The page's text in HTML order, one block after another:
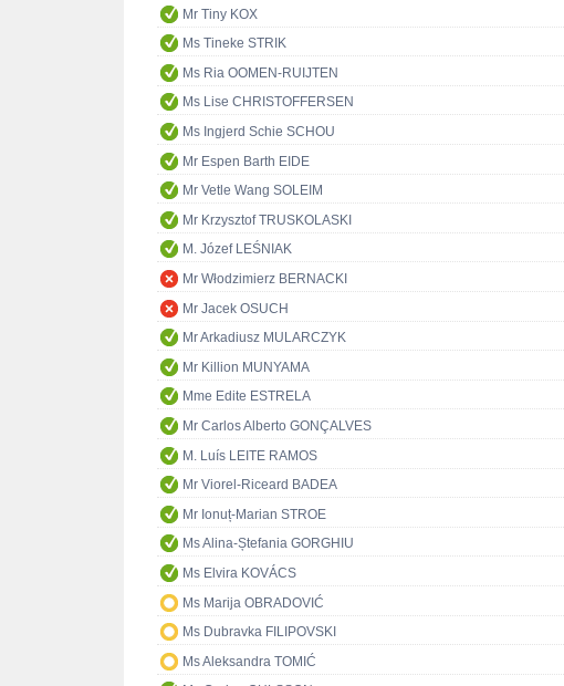
Mr Tiny KOX
Ms Tineke STRIK
Ms Ria OOMEN-RUIJTEN
Ms Lise CHRISTOFFERSEN
Ms Ingjerd Schie SCHOU
Mr Espen Barth EIDE
Mr Vetle Wang SOLEIM
Mr Krzysztof TRUSKOLASKI
M. Józef LEŚNIAK
Mr Włodzimierz BERNACKI
Mr Jacek OSUCH
Mr Arkadiusz MULARCZYK
Mr Killion MUNYAMA
Mme Edite ESTRELA
Mr Carlos Alberto GONÇALVES
M. Luís LEITE RAMOS
Mr Viorel-Riceard BADEA
Mr Ionuț-Marian STROE
Ms Alina-Ștefania GORGHIU
Ms Elvira KOVÁCS
Ms Marija OBRADOVIĆ
Ms Dubravka FILIPOVSKI
Ms Aleksandra TOMIĆ